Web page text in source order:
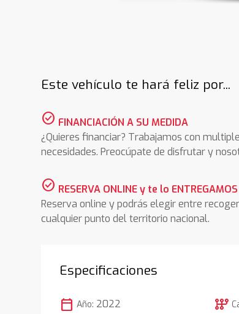
Este vehículo te hará feliz por...
check_circle FINANCIACIÓN A SU MEDIDA
¿Quieres financiar? Trabajamos con
necesidades. Preocúpate de disfrutar y
check_circle RESERVA ONLINE y te lo
Reserva online y podrás elegir entre
cualquier punto del territorio nacional.
Especificaciones
calendar_today Año: 2022 auto_transmission